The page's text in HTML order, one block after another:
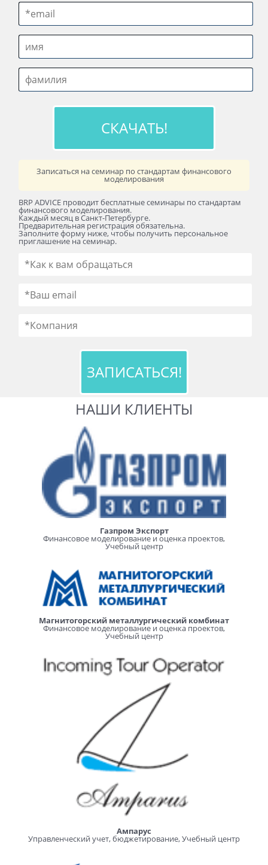
Записаться на семинар по стандартам финансового
моделирования
BRP ADVICE проводит бесплатные семинары по стандартам
финансового моделирования.
Каждый месяц в Санкт-Петербурге.
Предварительная регистрация обязательна.
Заполните форму ниже, чтобы получить персональное
приглашение на семинар.
НАШИ КЛИЕНТЫ
Газпром Экспорт
Финансовое моделирование и оценка проектов,
Учебный центр
Магнитогорский металлургический комбинат
Финансовое моделирование и оценка проектов,
Учебный центр
Ампарус
Управленческий учет, бюджетирование, Учебный центр